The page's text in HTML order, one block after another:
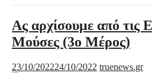
Ας αρχίσουμε από τις
Μούσες (3ο Μέρος)
23/10/202224/10/2022 truenews.gr